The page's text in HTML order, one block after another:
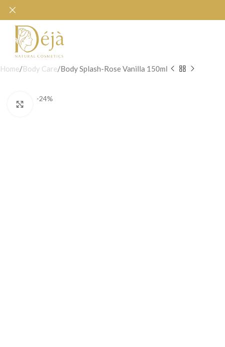
Home Body Care Body Splash-Rose Vanilla 150ml
-24%
Click to enlarge